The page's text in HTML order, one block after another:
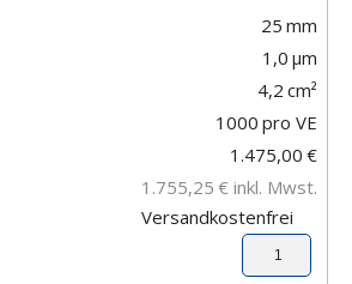
25 mm
1,0 μm
4,2 cm²
1000 pro VE
1.475,00 €
1.755,25 € inkl. Mwst.
Versandkostenfrei